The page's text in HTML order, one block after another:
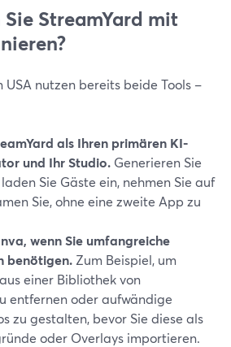
StreamYard mit
nutzen bereits beide Tools –
als Ihren primären KI-
und Ihr Studio. Generieren Sie
Sie Gäste ein, nehmen Sie auf
Sie, ohne eine zweite App zu
wenn Sie umfangreiche
benötigen. Zum Beispiel, um
einer Bibliothek von
entfernen oder aufwändige
zu gestalten, bevor Sie diese als
oder Overlays importieren.